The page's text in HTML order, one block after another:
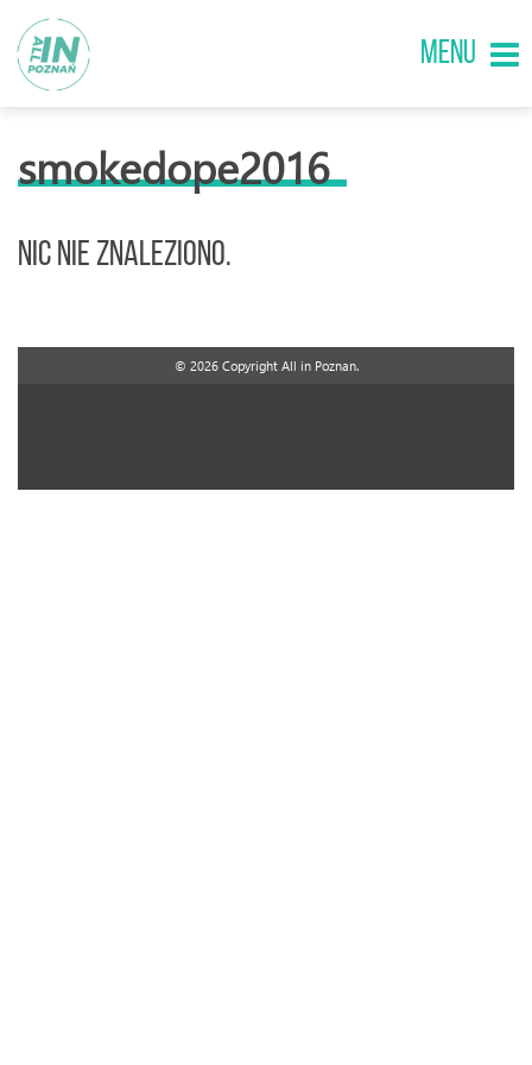
MENU
smokedope2016
Nic nie znaleziono.
© 2026 Copyright All in Poznan.